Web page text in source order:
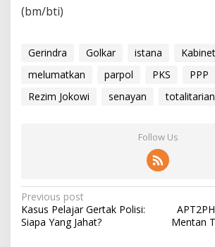
(bm/bti)
Gerindra Golkar istana
Kabinet
melumatkan
parpol PKS PPP
Rezim Jokowi
senayan
Follow Us
P
o
Previous post
Kasus Pelajar Gertak Polisi:
Siapa Yang Jahat?
Mentan